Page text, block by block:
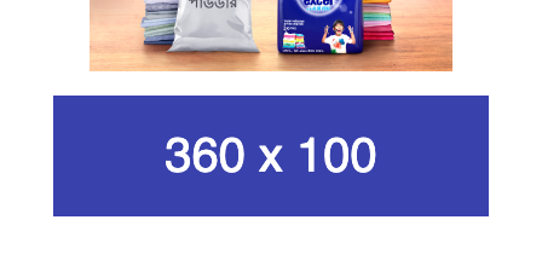
ইরানের সর্বোচ্চ ধর্মীয় নেতা খামেনি নিহত
গান দিয়ে তারুণ্যে আধুনিকতা আনতে